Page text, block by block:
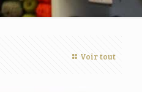
Voir tout